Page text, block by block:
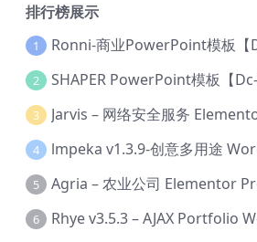
排行榜展示
1 Ronni-商业PowerPoint模板【
2 SHAPER PowerPoint模板【Dc-
3
4
5
6